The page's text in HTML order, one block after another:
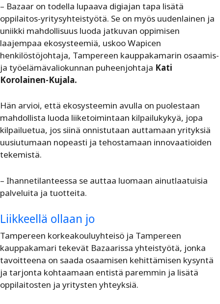
– Bazaar on todella lupaava digiajan tapa lisätä
oppilaitos-yritysyhteistyötä. Se on myös uudenlainen ja
uniikki mahdollisuus luoda jatkuvan oppimisen
laajempaa ekosysteemiä, uskoo Wapicen
henkilöstöjohtaja, Tampereen kauppakamarin osaamis-
ja työelämävaliokunnan puheenjohtaja Kati
Korolainen-Kujala.
Hän arvioi, että ekosysteemin avulla on puolestaan
mahdollista luoda liiketoimintaan kilpailukykyä, jopa
kilpailuetua, jos siinä onnistutaan auttamaan yrityksiä
uusiutumaan nopeasti ja tehostamaan innovaatioiden
tekemistä.
– Ihannetilanteessa se auttaa luomaan ainutlaatuisia
palveluita ja tuotteita.
Liikkeellä ollaan jo
Tampereen korkeakouluyhteisö ja Tampereen
kauppakamari tekevät Bazaarissa yhteistyötä, jonka
tavoitteena on saada osaamisen kehittämisen kysyntä
ja tarjonta kohtaamaan entistä paremmin ja lisätä
oppilaitosten ja yritysten yhteyksiä.